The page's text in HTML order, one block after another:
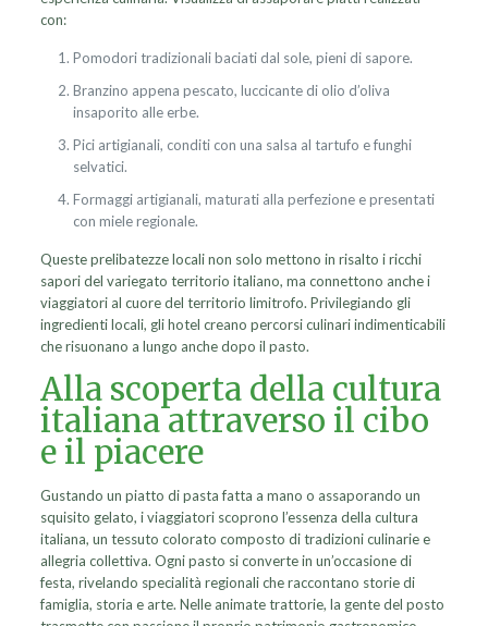
con:
Pomodori tradizionali baciati dal sole, pieni di sapore.
Branzino appena pescato, luccicante di olio d’oliva
insaporito alle erbe.
Pici artigianali, conditi con una salsa al tartufo e funghi
selvatici.
Formaggi artigianali, maturati alla perfezione e presentati
con miele regionale.
Queste prelibatezze locali non solo mettono in risalto i ricchi
sapori del variegato territorio italiano, ma connettono anche i
viaggiatori al cuore del territorio limitrofo. Privilegiando gli
ingredienti locali, gli hotel creano percorsi culinari indimenticabili
che risuonano a lungo anche dopo il pasto.
Alla scoperta della cultura
italiana attraverso il cibo
e il piacere
Gustando un piatto di pasta fatta a mano o assaporando un
squisito gelato, i viaggiatori scoprono l’essenza della cultura
italiana, un tessuto colorato composto di tradizioni culinarie e
allegria collettiva. Ogni pasto si converte in un’occasione di
festa, rivelando specialità regionali che raccontano storie di
famiglia, storia e arte. Nelle animate trattorie, la gente del posto